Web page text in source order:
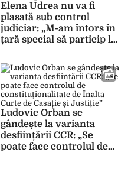
Elena Udrea nu va fi
plasată sub control
judiciar: „M-am întors în
țară special să particip la
UPDATE
Ludovic Orban se
gândește la varianta
desființării CCR: „Se
poate face controlul de